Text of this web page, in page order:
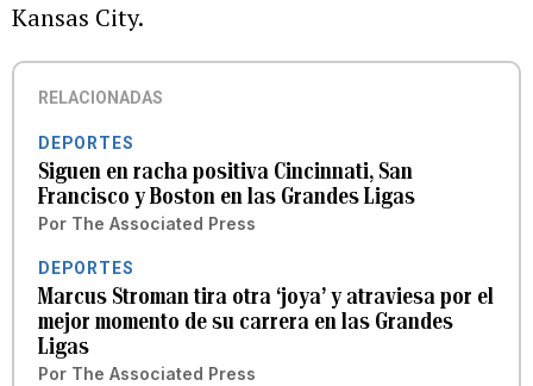
Kansas City.
RELACIONADAS
DEPORTES
Siguen en racha positiva Cincinnati, San
Francisco y Boston en las Grandes Ligas
Por The Associated Press
DEPORTES
Marcus Stroman tira otra ‘joya’ y atraviesa por el
mejor momento de su carrera en las Grandes
Ligas
Por The Associated Press